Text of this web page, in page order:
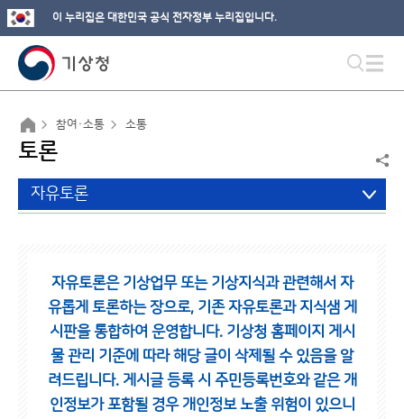
이 누리집은 대한민국 공식 전자정부 누리집입니다.
참여·소통 소통
토론
자유토론
자유토론은 기상업무 또는 기상지식과 관련해서 자
유롭게 토론하는 장으로, 기존 자유토론과 지식샘 게
시판을 통합하여 운영합니다. 기상청 홈페이지 게시
물 관리 기준에 따라 해당 글이 삭제될 수 있음을 알
려드립니다. 게시글 등록 시 주민등록번호와 같은 개
인정보가 포함될 경우 개인정보 노출 위험이 있으니